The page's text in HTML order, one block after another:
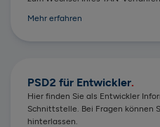
Mehr erfahren
PSD2 für Entwickler
Hier finden Sie als Entwickler
Schnittstelle. Bei Fragen können
hinterlassen.